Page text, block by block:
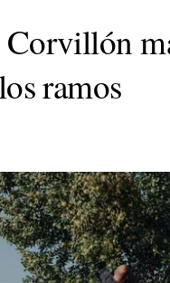
Corvillón
ramos